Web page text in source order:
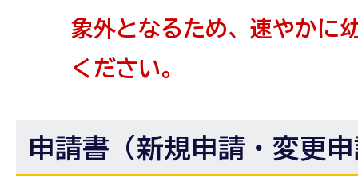
象外となるため、速やかに
ください。
申請書（新規申請・変更